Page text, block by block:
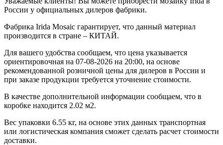
России у официальных дилеров фабрики.
Фабрика Irida Mosaic гарантирует, что данный материал
производится в стране – КИТАЙ.
Для вашего удобства сообщаем, что цена указывается
ориентировочная на 07-08-2026 на 20:00, на основе
рекомендованной розничной цены для дилеров в России и
при заказе продукции требуется уточнение стоимости.
В качестве дополнительной информации сообщаем, что в
коробке находится 2.02 м2.
Вес упаковки 6.55 кг, на основе этих данных транспортная
или логистическая компания сможет сделать расчет стоимости
доставки.